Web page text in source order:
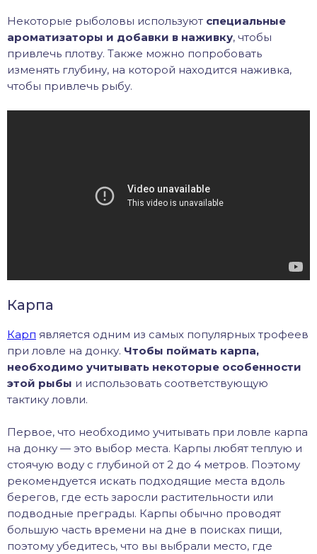
Некоторые рыболовы используют специальные
ароматизаторы и добавки в наживку, чтобы
привлечь плотву. Также можно попробовать
изменять глубину, на которой находится наживка,
чтобы привлечь рыбу.
Карпа
Карп является одним из самых популярных трофеев
при ловле на донку. Чтобы поймать карпа,
необходимо учитывать некоторые особенности
этой рыбы и использовать соответствующую
тактику ловли.
Первое, что необходимо учитывать при ловле карпа
на донку — это выбор места. Карпы любят теплую и
стоячую воду с глубиной от 2 до 4 метров. Поэтому
рекомендуется искать подходящие места вдоль
берегов, где есть заросли растительности или
подводные преграды. Карпы обычно проводят
большую часть времени на дне в поисках пищи,
поэтому убедитесь, что вы выбрали место, где